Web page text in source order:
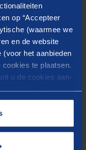
op “Accepteer
(waarmee we
en de website
het aanbieden
te plaatsen.
u de cookies aan-
Schellekens